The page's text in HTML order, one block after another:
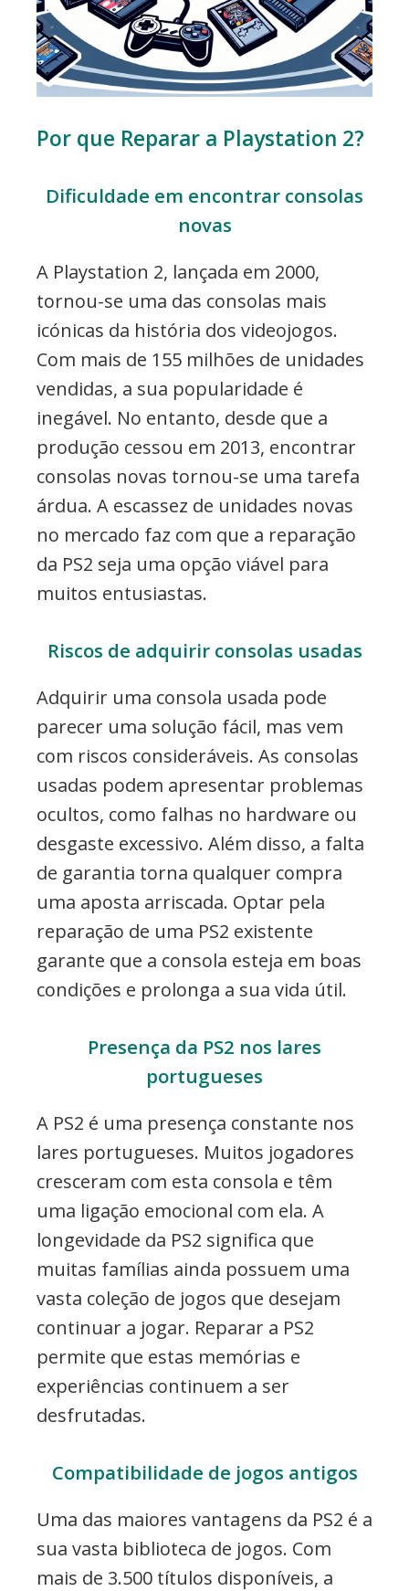
Por que Reparar a Playstation 2?
Dificuldade em encontrar consolas
novas
A Playstation 2, lançada em 2000,
tornou-se uma das consolas mais
icónicas da história dos videojogos.
Com mais de 155 milhões de unidades
vendidas, a sua popularidade é
inegável. No entanto, desde que a
produção cessou em 2013, encontrar
consolas novas tornou-se uma tarefa
árdua. A escassez de unidades novas
no mercado faz com que a reparação
da PS2 seja uma opção viável para
muitos entusiastas.
Riscos de adquirir consolas usadas
Adquirir uma consola usada pode
parecer uma solução fácil, mas vem
com riscos consideráveis. As consolas
usadas podem apresentar problemas
ocultos, como falhas no hardware ou
desgaste excessivo. Além disso, a falta
de garantia torna qualquer compra
uma aposta arriscada. Optar pela
reparação de uma PS2 existente
garante que a consola esteja em boas
condições e prolonga a sua vida útil.
Presença da PS2 nos lares
portugueses
A PS2 é uma presença constante nos
lares portugueses. Muitos jogadores
cresceram com esta consola e têm
uma ligação emocional com ela. A
longevidade da PS2 significa que
muitas famílias ainda possuem uma
vasta coleção de jogos que desejam
continuar a jogar. Reparar a PS2
permite que estas memórias e
experiências continuem a ser
desfrutadas.
Compatibilidade de jogos antigos
Uma das maiores vantagens da PS2 é a
sua vasta biblioteca de jogos. Com
mais de 3.500 títulos disponíveis, a